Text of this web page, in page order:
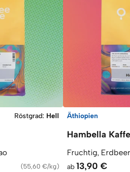
Röstgrad: Hell
(55,60 €/kg)
Äthiopien
Hambella
Fruchtig,
ab 13,90 €